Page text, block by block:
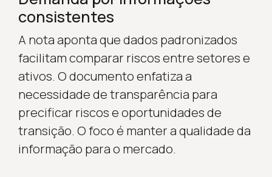
consistentes
A nota aponta que dados padronizados
facilitam comparar riscos entre setores e
ativos. O documento enfatiza a
necessidade de transparência para
precificar riscos e oportunidades de
transição. O foco é manter a qualidade da
informação para o mercado.